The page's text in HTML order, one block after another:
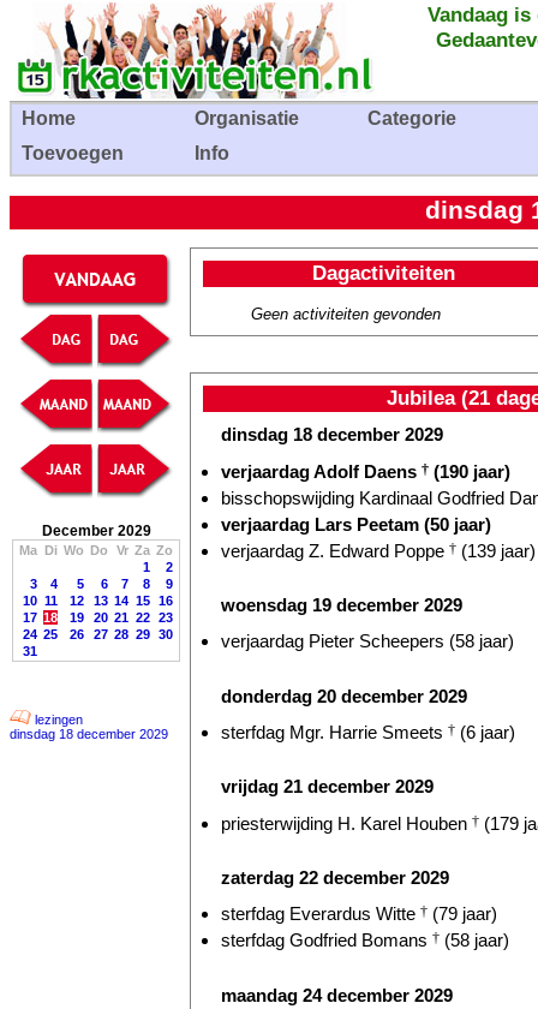
Vandaag
Home Organisatie
Categorie
Toevoegen
Info
dinsdag
December 2029
Ma Di Wo Do Vr Za Zo
1
2
3
4 5 6 7 8
9
10 11 12 13 14 15 16
17 18 19 20 21 22 23
24 25 26 27 28 29 30
31
lezingen
dinsdag 18 december 2029
Dagactiviteiten
Geen activiteiten gevonden
Jubilea (21
dinsdag 18 december 2029
verjaardag Adolf Daens † (190 jaar)
bisschopswijding Kardinaal Godfried
verjaardag Lars Peetam (50 jaar)
verjaardag Z. Edward Poppe † (139 jaar)
woensdag 19 december 2029
verjaardag Pieter Scheepers (58 jaar)
donderdag 20 december 2029
sterfdag Mgr. Harrie Smeets † (6 jaar)
vrijdag 21 december 2029
priesterwijding H. Karel Houben † (179
zaterdag 22 december 2029
sterfdag Everardus Witte † (79 jaar)
sterfdag Godfried Bomans † (58 jaar)
maandag 24 december 2029